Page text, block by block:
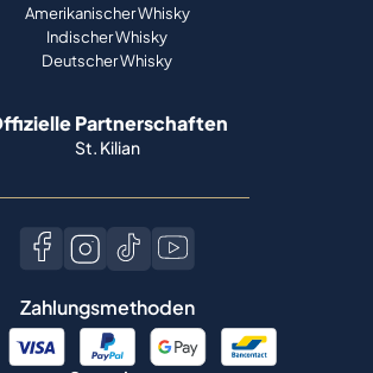
Amerikanischer Whisky
Indischer Whisky
Deutscher Whisky
Partnerschaften
St. Kilian
Zahlungsmethoden